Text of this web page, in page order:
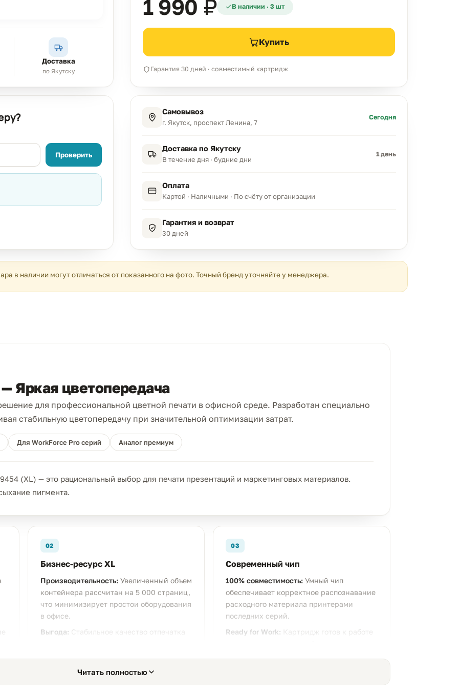
Доставка
по Якутску
Проверить
1 990 ₽ В наличии · 3 шт
Купить
Гарантия 30 дней · совместимый картридж
Самовывоз
г. Якутск, проспект Ленина, 7
Сегодня
Доставка по Якутску
В течение дня · будние дни
1 день
Оплата
Картой · Наличными · По счёту от организации
Гарантия и возврат
30 дней
в наличии могут отличаться от показанного на фото. Точный бренд уточняйте у менеджера.
Яркая цветопередача
для профессиональной цветной печати в офисной среде. Разработан специально
стабильную цветопередачу при значительной оптимизации затрат.
Для WorkForce Pro серий Аналог премиум
(XL) — это рациональный выбор для печати презентаций и маркетинговых материалов.
пигмента.
02
Бизнес-ресурс XL
Производительность:Увеличенный объем
контейнера рассчитан на 5 000 страниц,
что минимизирует простои оборудования
в офисе.
Выгода: Стабильное качество отпечатка
03
Современный чип
100% совместимость: Умный чип
обеспечивает корректное распознавание
расходного материала принтерами
последних серий.
Ready for Work: Картридж готов к работе
Читать полностью